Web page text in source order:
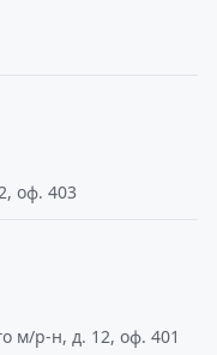
оф. 403
м/р-н, д. 12, оф. 401